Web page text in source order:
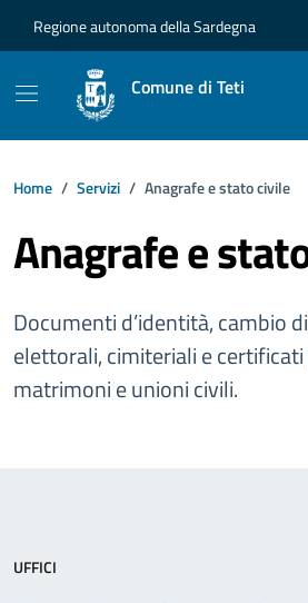
Regione autonoma della Sardegna
Comune di Teti
Home Servizi Anagrafe e stato civile
Anagrafe e
Documenti d’identità, cambio
elettorali, cimiteriali e certificati
matrimoni e unioni civili.
UFFICI